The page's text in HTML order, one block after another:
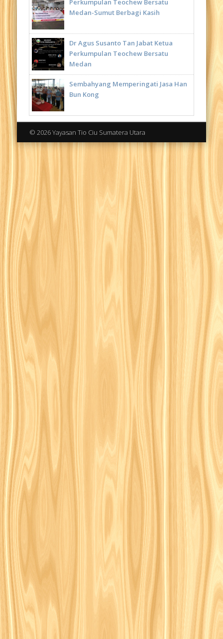
Perkumpulan Teochew Bersatu
Medan-Sumut Berbagi Kasih
Dr Agus Susanto Tan Jabat Ketua
Perkumpulan Teochew Bersatu
Medan
Sembahyang Memperingati Jasa Han
Bun Kong
© 2026 Yayasan Tio Ciu Sumatera Utara